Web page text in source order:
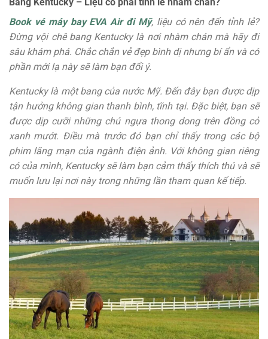
Book vé máy bay EVA Air đi Mỹ, liệu có nên đến tỉnh lẻ?
Đừng vội chê bang Kentucky là nơi nhàm chán mà hãy đi
sâu khám phá. Chắc chắn vẻ đẹp bình dị nhưng bí ẩn và có
phần mới lạ này sẽ làm bạn đổi ý.
Kentucky là một bang của nước Mỹ. Đến đây bạn được dịp
tận hưởng không gian thanh bình, tĩnh tại. Đặc biệt, bạn sẽ
được dịp cưỡi những chú ngựa thong dong trên đồng cỏ
xanh mướt. Điều mà trước đó bạn chỉ thấy trong các bộ
phim lãng mạn của ngành điện ảnh. Với không gian riêng
có của mình, Kentucky sẽ làm bạn cảm thấy thích thú và sẽ
muốn lưu lại nơi này trong những lần tham quan kế tiếp.